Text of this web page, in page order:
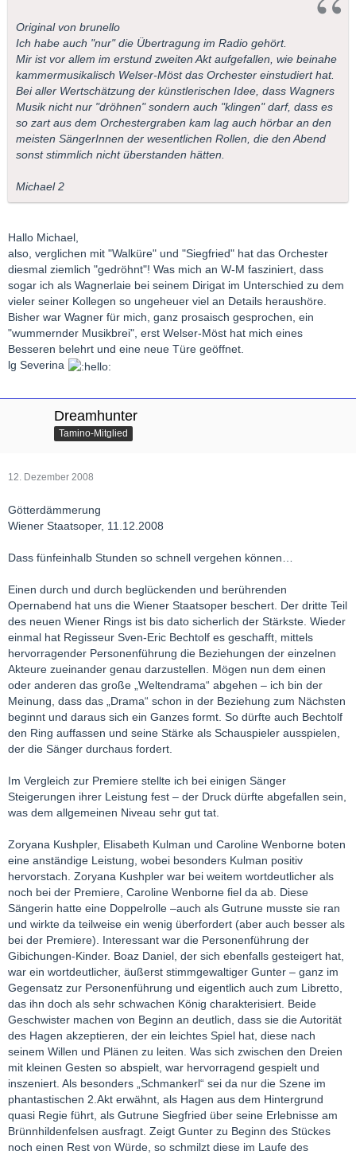
Original von brunello
Ich habe auch "nur" die Übertragung im Radio gehört.
Mir ist vor allem im erstund zweiten Akt aufgefallen, wie beinahe
kammermusikalisch Welser-Möst das Orchester einstudiert hat.
Bei aller Wertschätzung der künstlerischen Idee, dass Wagners
Musik nicht nur "dröhnen" sondern auch "klingen" darf, dass es
so zart aus dem Orchestergraben kam lag auch hörbar an den
meisten SängerInnen der wesentlichen Rollen, die den Abend
sonst stimmlich nicht überstanden hätten.
Michael 2
Hallo Michael,
also, verglichen mit "Walküre" und "Siegfried" hat das Orchester
diesmal ziemlich "gedröhnt"! Was mich an W-M fasziniert, dass
sogar ich als Wagnerlaie bei seinem Dirigat im Unterschied zu dem
vieler seiner Kollegen so ungeheuer viel an Details heraushöre.
Bisher war Wagner für mich, ganz prosaisch gesprochen, ein
"wummernder Musikbrei", erst Welser-Möst hat mich eines
Besseren belehrt und eine neue Türe geöffnet.
lg Severina
Dreamhunter
Tamino-Mitglied
12. Dezember 2008
Götterdämmerung
Wiener Staatsoper, 11.12.2008
Dass fünfeinhalb Stunden so schnell vergehen können…
Einen durch und durch beglückenden und berührenden
Opernabend hat uns die Wiener Staatsoper beschert. Der dritte Teil
des neuen Wiener Rings ist bis dato sicherlich der Stärkste. Wieder
einmal hat Regisseur Sven-Eric Bechtolf es geschafft, mittels
hervorragender Personenführung die Beziehungen der einzelnen
Akteure zueinander genau darzustellen. Mögen nun dem einen
oder anderen das große „Weltendrama“ abgehen – ich bin der
Meinung, dass das „Drama“ schon in der Beziehung zum Nächsten
beginnt und daraus sich ein Ganzes formt. So dürfte auch Bechtolf
den Ring auffassen und seine Stärke als Schauspieler ausspielen,
der die Sänger durchaus fordert.
Im Vergleich zur Premiere stellte ich bei einigen Sänger
Steigerungen ihrer Leistung fest – der Druck dürfte abgefallen sein,
was dem allgemeinen Niveau sehr gut tat.
Zoryana Kushpler, Elisabeth Kulman und Caroline Wenborne boten
eine anständige Leistung, wobei besonders Kulman positiv
hervorstach. Zoryana Kushpler war bei weitem wortdeutlicher als
noch bei der Premiere, Caroline Wenborne fiel da ab. Diese
Sängerin hatte eine Doppelrolle –auch als Gutrune musste sie ran
und wirkte da teilweise ein wenig überfordert (aber auch besser als
bei der Premiere). Interessant war die Personenführung der
Gibichungen-Kinder. Boaz Daniel, der sich ebenfalls gesteigert hat,
war ein wortdeutlicher, äußerst stimmgewaltiger Gunter – ganz im
Gegensatz zur Personenführung und eigentlich auch zum Libretto,
das ihn doch als sehr schwachen König charakterisiert. Beide
Geschwister machen von Beginn an deutlich, dass sie die Autorität
des Hagen akzeptieren, der ein leichtes Spiel hat, diese nach
seinem Willen und Plänen zu leiten. Was sich zwischen den Dreien
mit kleinen Gesten so abspielt, war hervorragend gespielt und
inszeniert. Als besonders „Schmankerl“ sei da nur die Szene im
phantastischen 2.Akt erwähnt, als Hagen aus dem Hintergrund
quasi Regie führt, als Gutrune Siegfried über seine Erlebnisse am
Brünnhildenfelsen ausfragt. Zeigt Gunter zu Beginn des Stückes
noch einen Rest von Würde, so schmilzt diese im Laufe des